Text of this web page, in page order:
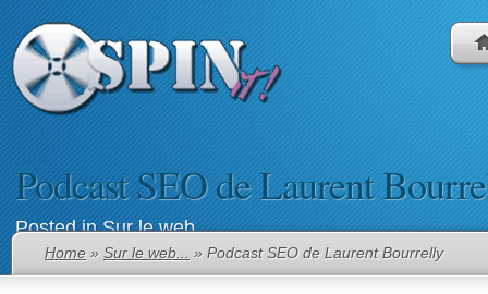
Podcast SEO de Laurent
Posted inSur le web...
Home » Sur le web... » Podcast SEO de Laurent Bourrelly